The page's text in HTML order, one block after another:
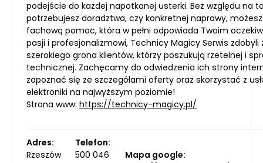
podejście do każdej napotkanej usterki. Bez względu na
potrzebujesz doradztwa, czy konkretnej naprawy,
fachową pomoc, która w pełni odpowiada Twoim
pasji i profesjonalizmowi, Technicy Magicy Serwis zdobyli
szerokiego grona klientów, którzy poszukują rzetelnej i
technicznej. Zachęcamy do odwiedzenia ich strony
zapoznać się ze szczegółami oferty oraz skorzystać z
elektroniki na najwyższym poziomie!
Strona www: https://technicy-magicy.pl/
Adres:
Rzeszów
Telefon:
500 046
Mapa google: